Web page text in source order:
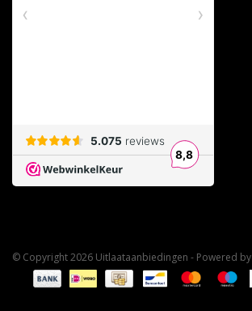
© Copyright 2026 Uitlaataanbiedingen - Powered by